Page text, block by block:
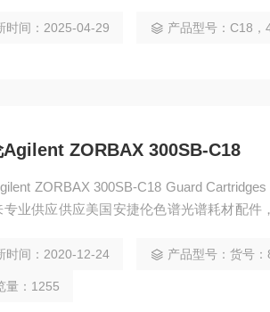
时间：2025-04-29 产品型号：C18，
Agilent ZORBAX 300SB-C18
货号：820950-921； 北京
专业供应供应美国安捷伦色谱光谱耗材配件
小柱、安捷伦进样针、安捷伦色谱瓶样品瓶
时间：2020-12-24 产品型号：货号：
量：1255